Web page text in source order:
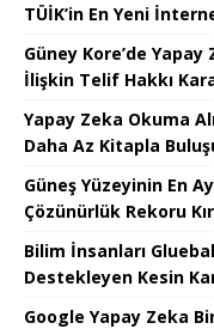
TÜİK’in En Yeni
Güney Kore’de
İlişkin Telif Hakkı
Yapay Zeka Okuma
Daha Az Kitapla
Güneş Yüzeyinin En
Çözünürlük Rekoru
Bilim İnsanları Glueball
Destekleyen Kesin
Google Yapay Zeka